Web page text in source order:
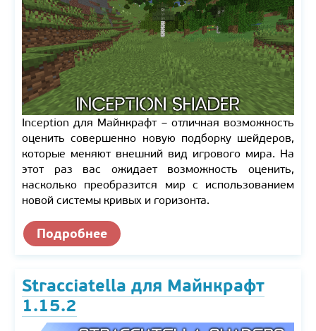
Inception для Майнкрафт – отличная возможность
оценить совершенно новую подборку шейдеров,
которые меняют внешний вид игрового мира. На
этот раз вас ожидает возможность оценить,
насколько преобразится мир с использованием
новой системы кривых и горизонта.
Подробнее
Stracciatella для Майнкрафт
1.15.2